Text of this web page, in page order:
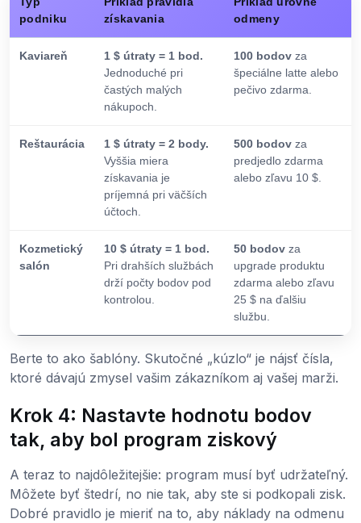
podniku
získavania
odmeny
Kaviareň
1 $ útraty = 1 bod.
Jednoduché pri
častých malých
nákupoch.
100 bodov za
špeciálne latte alebo
pečivo zdarma.
Reštaurácia
1 $ útraty = 2 body.
Vyššia miera
získavania je
príjemná pri väčších
účtoch.
500 bodov za
predjedlo zdarma
alebo zľavu 10 $.
Kozmetický
salón
10 $ útraty = 1 bod.
Pri drahších službách
drží počty bodov pod
kontrolou.
50 bodov za
upgrade produktu
zdarma alebo zľavu
25 $ na ďalšiu
službu.
Berte to ako šablóny. Skutočné „kúzlo“ je nájsť čísla,
ktoré dávajú zmysel vašim zákazníkom aj vašej marži.
Krok 4: Nastavte hodnotu bodov
tak, aby bol program ziskový
A teraz to najdôležitejšie: program musí byť udržateľný.
Môžete byť štedrí, no nie tak, aby ste si podkopali zisk.
Dobré pravidlo je mieriť na to, aby náklady na odmenu